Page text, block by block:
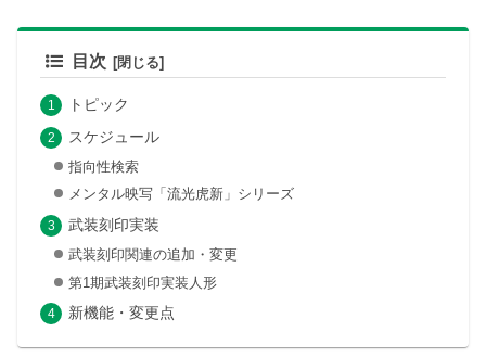
目次
トピック
スケジュール
指向性検索
メンタル映写「流光虎新」シリーズ
武装刻印実装
武装刻印関連の追加・変更
第1期武装刻印実装人形
新機能・変更点